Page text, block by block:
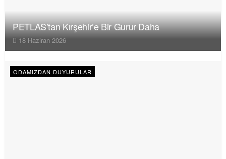
PETLAS’tan Kırşehir’e Bir Gurur Daha
18 Haziran 2026
ODAMIZDAN DUYURULAR